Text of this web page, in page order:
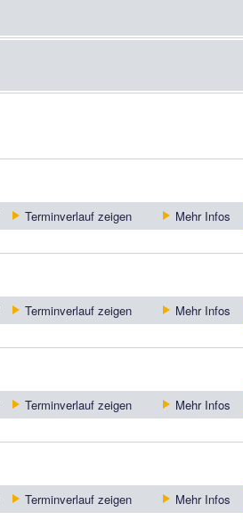
Terminverlauf zeigen Mehr Infos
Terminverlauf zeigen Mehr Infos
Terminverlauf zeigen Mehr Infos
Terminverlauf zeigen Mehr Infos